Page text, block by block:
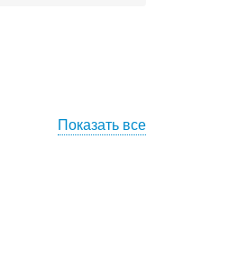
Показать все